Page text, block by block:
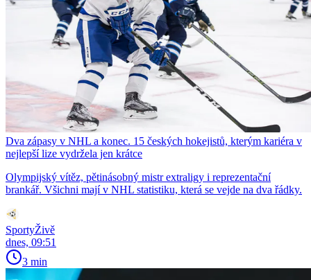
Dva zápasy v NHL a konec. 15 českých hokejistů, kterým kariéra v
nejlepší lize vydržela jen krátce
Olympijský vítěz, pětinásobný mistr extraligy i reprezentační
brankář. Všichni mají v NHL statistiku, která se vejde na dva řádky.
SportyŽivě
dnes, 09:51
3 min